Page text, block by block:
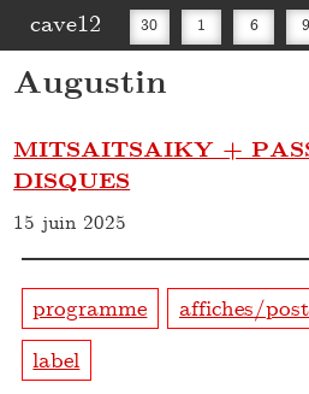
cave12 30 1 6 9
16
Augustin
MITSAITSAIKY +
DISQUES
15 juin 2025
programme affiches/
label